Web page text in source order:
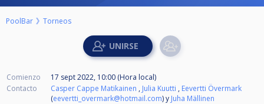
PoolBar Torneos
Comienzo
17 sept 2022, 10:00 (Hora local)
Contacto
Casper Cappe Matikainen , Julia Kuutti , Eevertti Övermark
(eevertti_overmark@hotmail.com) y Juha Mällinen